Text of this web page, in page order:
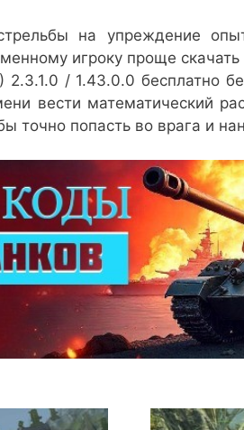
на упреждение
игроку проще
/ 1.43.0.0 бесплатно
вести математический
точно попасть во врага и